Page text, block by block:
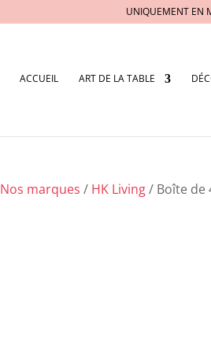
UNIQUEMENT EN
ACCUEIL ART DE LA TABLE
Nos marques / HK Living/ Boîte de